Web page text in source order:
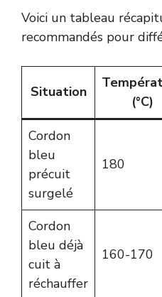
Voici un tableau
recommandés pour
Situation
(°C)
Cordon
bleu
précuit
surgelé
180
Cordon
bleu déjà
cuit à
réchauffer
160-170